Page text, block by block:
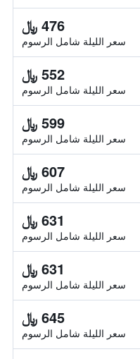
476 ﷼
سعر الليلة شامل الرسوم
552 ﷼
سعر الليلة شامل الرسوم
599 ﷼
سعر الليلة شامل الرسوم
607 ﷼
سعر الليلة شامل الرسوم
631 ﷼
سعر الليلة شامل الرسوم
631 ﷼
سعر الليلة شامل الرسوم
645 ﷼
سعر الليلة شامل الرسوم